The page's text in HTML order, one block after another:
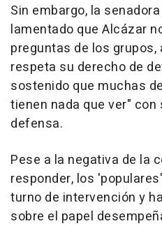
Sin embargo, la
lamentado que Alcázar
preguntas de los grupos,
respeta su derecho de
sostenido que muchas
tienen nada que ver" con
defensa.
Pese a la negativa de la
responder, los
turno de intervención y
sobre el papel